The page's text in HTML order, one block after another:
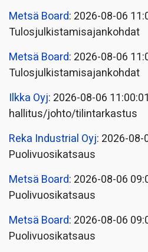
Metsä Board: 2026-08-06
Tulosjulkistamisajankohdat
Metsä Board: 2026-08-06
Tulosjulkistamisajankohdat
Ilkka Oyj: 2026-08-06
hallitus/johto/tilintarkastus
Reka Industrial Oyj: 2026-08-
Puolivuosikatsaus
Metsä Board: 2026-08-06
Puolivuosikatsaus
Metsä Board: 2026-08-06
Puolivuosikatsaus